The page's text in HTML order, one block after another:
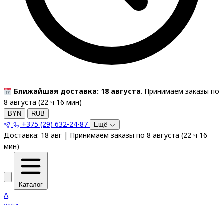
Ближайшая доставка: 18 августа. Принимаем заказы по
8 августа (22 ч 16 мин)
BYN RUB
+375 (29) 632-24-87 Ещё
Доставка: 18 авг | Принимаем заказы по 8 августа (22 ч 16
мин)
Каталог
A